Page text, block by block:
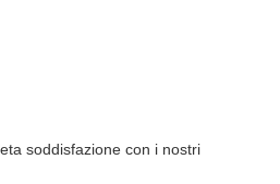
soddisfazione con i nostri